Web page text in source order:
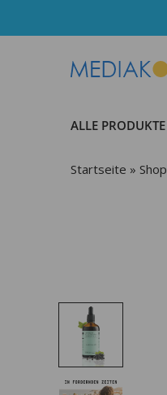
ALLE PRODUKTE
Startseite » Shop